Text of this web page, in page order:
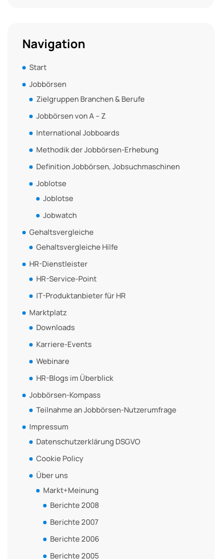
Navigation
Start
Jobbörsen
Zielgruppen Branchen & Berufe
Jobbörsen von A – Z
International Jobboards
Methodik der Jobbörsen-Erhebung
Definition Jobbörsen, Jobsuchmaschinen
Joblotse
Joblotse
Jobwatch
Gehaltsvergleiche
Gehaltsvergleiche Hilfe
HR-Dienstleister
HR-Service-Point
IT-Produktanbieter für HR
Marktplatz
Downloads
Karriere-Events
Webinare
HR-Blogs im Überblick
Jobbörsen-Kompass
Teilnahme an Jobbörsen-Nutzerumfrage
Impressum
Datenschutzerklärung DSGVO
Cookie Policy
Über uns
Markt+Meinung
Berichte 2008
Berichte 2007
Berichte 2006
Berichte 2005